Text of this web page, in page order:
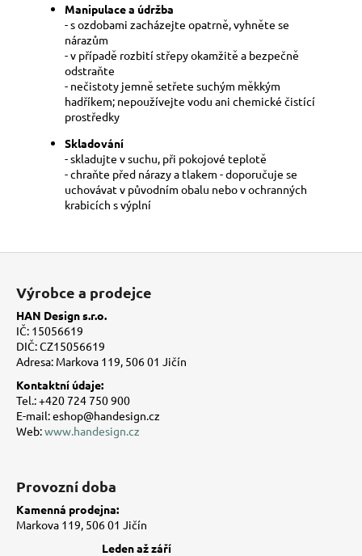
Manipulace a údržba
- s ozdobami zacházejte opatrně, vyhněte se
nárazům
- v případě rozbití střepy okamžitě a bezpečně
odstraňte
- nečistoty jemně setřete suchým měkkým
hadříkem; nepoužívejte vodu ani chemické čistící
prostředky
Skladování
- skladujte v suchu, při pokojové teplotě
- chraňte před nárazy a tlakem - doporučuje se
uchovávat v původním obalu nebo v ochranných
krabicích s výplní
Výrobce a prodejce
HAN Design s.r.o.
IČ: 15056619
DIČ: CZ15056619
Adresa: Markova 119, 506 01 Jičín
Kontaktní údaje:
Tel.: +420 724 750 900
E-mail: eshop@handesign.cz
Web:www.handesign.cz
Provozní doba
Kamenná prodejna:
Markova 119, 506 01 Jičín
Leden až září